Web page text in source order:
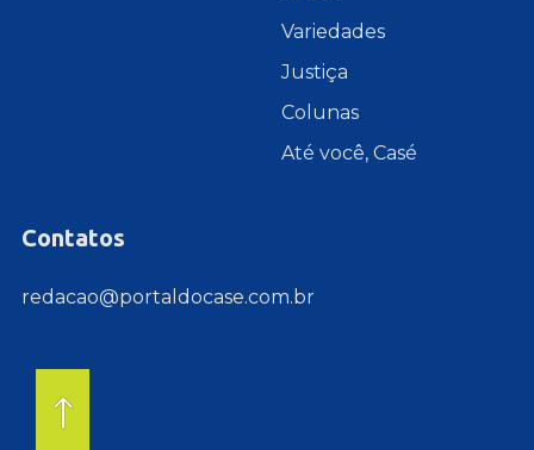
Variedades
Justiça
Colunas
Até você, Casé
Contatos
redacao@portaldocase.com.br